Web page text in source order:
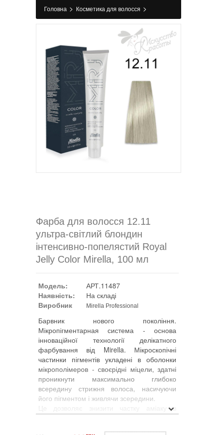
Головна > Косметика для волосся >
Фарбування>Фарба для волосся>Фарба
для волосся 12.11 ультра-світлий блондин
інтенсивно-попелястий Royal Jelly Color Mirella,
100 мл
Фарба для волосся 12.11
ультра-світлий блондин
інтенсивно-попелястий Royal
Jelly Color Mirella, 100 мл
Модель:
АРТ.11487
Наявність:
На складі
Виробник
Mirella Professional
Барвник нового покоління.
Мікропігментарная система - основа
інноваційної технології делікатного
фарбування від Mirella. Мікроскопічні
частинки пігментів укладені в оболонки
мікрополімеров - своєрідні міцели, здатні
проникнути максимально глибоко
всередину стрижня волоса, насичуючи
його пігментом і живлячи зсередини.
Це дозволяє знизити частку аміаку в
барвнику до мінімуму, забезпечивши при